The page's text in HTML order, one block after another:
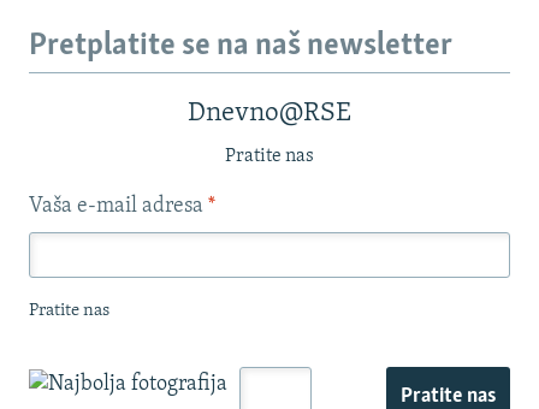
Pretplatite se na naš newsletter
Dnevno@RSE
Pratite nas
Vaša e-mail adresa *
Pratite nas
Pratite nas